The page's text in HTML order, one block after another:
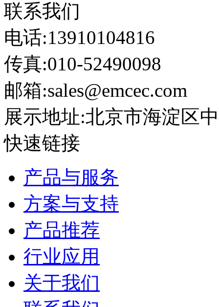
联系我们
电话:13910104816
传真:010-52490098
邮箱:sales@emcec.com
展示地址:北京市海淀区
快速链接
产品与服务
方案与支持
产品推荐
行业应用
关于我们